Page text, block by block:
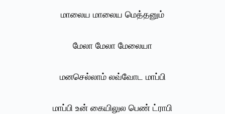
மாலைய மாலைய மெத்தனும்
மேலா மேலா மேலையா
மனசெல்லாம் லவ்வோட மாப்பி
மாப்பி உன் கையிலுல பெண் ட்ராபி